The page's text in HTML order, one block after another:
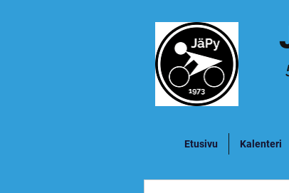
Etusivu Kalenteri